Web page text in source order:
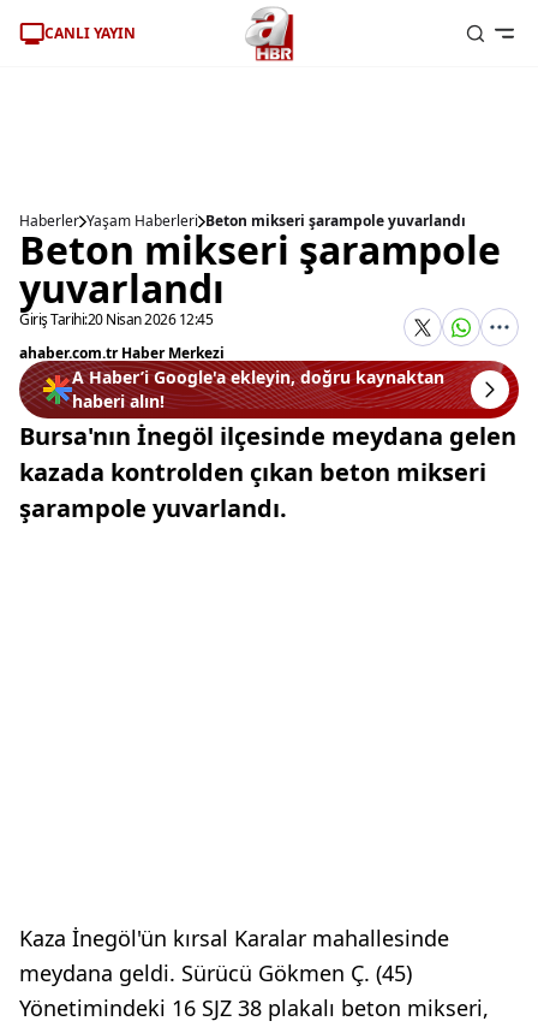
CANLI YAYIN
Haberler Yaşam Haberleri Beton mikseri şarampole yuvarlandı
Beton mikseri şarampole
yuvarlandı
Giriş Tarihi:20 Nisan 2026 12:45
ahaber.com.tr Haber Merkezi
A Haber’i Google'a ekleyin, doğru kaynaktan
haberi alın!
Bursa'nın İnegöl ilçesinde meydana gelen
kazada kontrolden çıkan beton mikseri
şarampole yuvarlandı.
Kaza İnegöl'ün kırsal Karalar mahallesinde
meydana geldi. Sürücü Gökmen Ç. (45)
Yönetimindeki 16 SJZ 38 plakalı beton mikseri,